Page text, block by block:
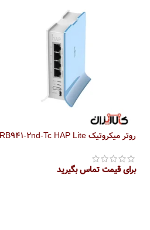
روتر میکروتیک RB941-2nd-Tc HAP Lite
برای قیمت تماس بگیرید